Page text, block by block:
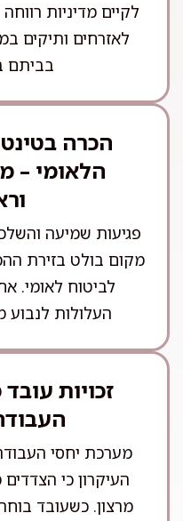
לקיים מדיניות
לאזרחים ותיקים
בביתם
הכרה
הלאומי –
פגיעות שמיעה
מקום בולט בזירת
לביטוח לאומי.
העלולות
זכויות
מערכת יחסי
העיקרון כי
מרצון. כשעובד